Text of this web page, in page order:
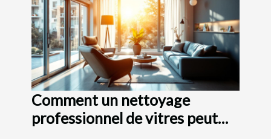
Comment un nettoyage
professionnel de vitres peut